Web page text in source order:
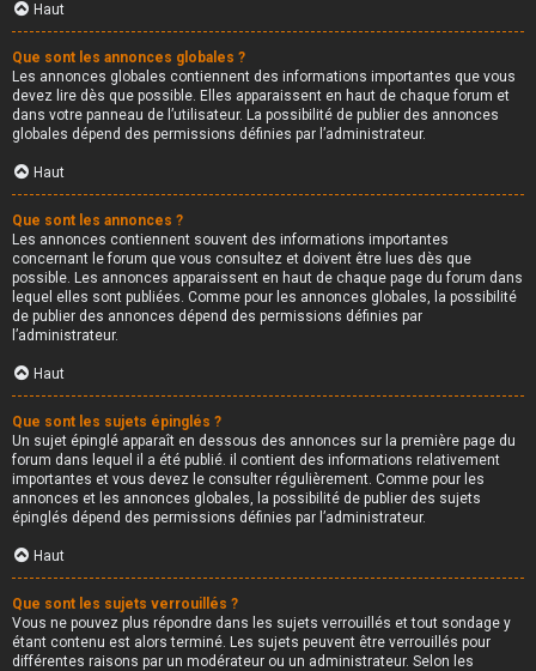
Haut
Que sont les annonces globales ?
Les annonces globales contiennent des informations importantes que vous
devez lire dès que possible. Elles apparaissent en haut de chaque forum et
dans votre panneau de l’utilisateur. La possibilité de publier des annonces
globales dépend des permissions définies par l’administrateur.
Haut
Que sont les annonces ?
Les annonces contiennent souvent des informations importantes
concernant le forum que vous consultez et doivent être lues dès que
possible. Les annonces apparaissent en haut de chaque page du forum dans
lequel elles sont publiées. Comme pour les annonces globales, la possibilité
de publier des annonces dépend des permissions définies par
l’administrateur.
Haut
Que sont les sujets épinglés ?
Un sujet épinglé apparaît en dessous des annonces sur la première page du
forum dans lequel il a été publié. il contient des informations relativement
importantes et vous devez le consulter régulièrement. Comme pour les
annonces et les annonces globales, la possibilité de publier des sujets
épinglés dépend des permissions définies par l’administrateur.
Haut
Que sont les sujets verrouillés ?
Vous ne pouvez plus répondre dans les sujets verrouillés et tout sondage y
étant contenu est alors terminé. Les sujets peuvent être verrouillés pour
différentes raisons par un modérateur ou un administrateur. Selon les